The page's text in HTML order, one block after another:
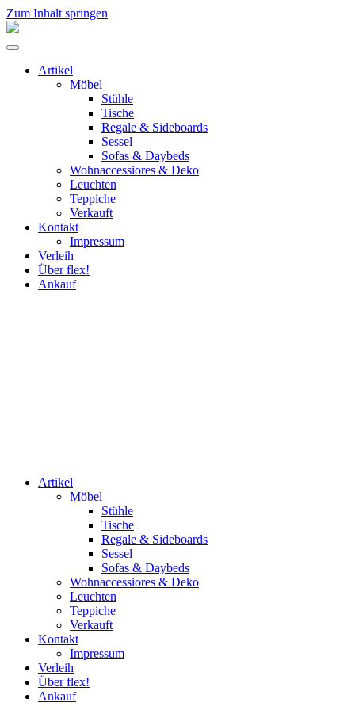
Zum Inhalt springen
flex!
vintage
Menü
umschalten
Artikel
Möbel
Stühle
Tische
Regale & Sideboards
Sessel
Sofas & Daybeds
Wohnaccessiores & Deko
Leuchten
Teppiche
Verkauft
Kontakt
Impressum
Verleih
Über flex!
Ankauf
Artikel
Möbel
Stühle
Tische
Regale & Sideboards
Sessel
Sofas & Daybeds
Wohnaccessiores & Deko
Leuchten
Teppiche
Verkauft
Kontakt
Impressum
Verleih
Über flex!
Ankauf